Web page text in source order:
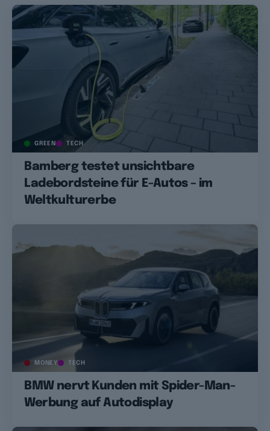
GREEN TECH
Bamberg testet unsichtbare
Ladebordsteine für E-Autos – im
Weltkulturerbe
MONEY TECH
BMW nervt Kunden mit Spider-Man-
Werbung auf Autodisplay